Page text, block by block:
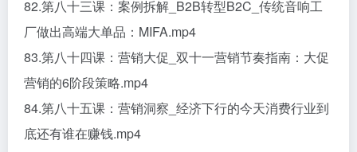
82.第八十三课：案例拆解_B2B转型B2C_传统音响工
厂做出高端大单品：MIFA.mp4
83.第八十四课：营销大促_双十一营销节奏指南：大促
营销的6阶段策略.mp4
84.第八十五课：营销洞察_经济下行的今天消费行业到
底还有谁在赚钱.mp4